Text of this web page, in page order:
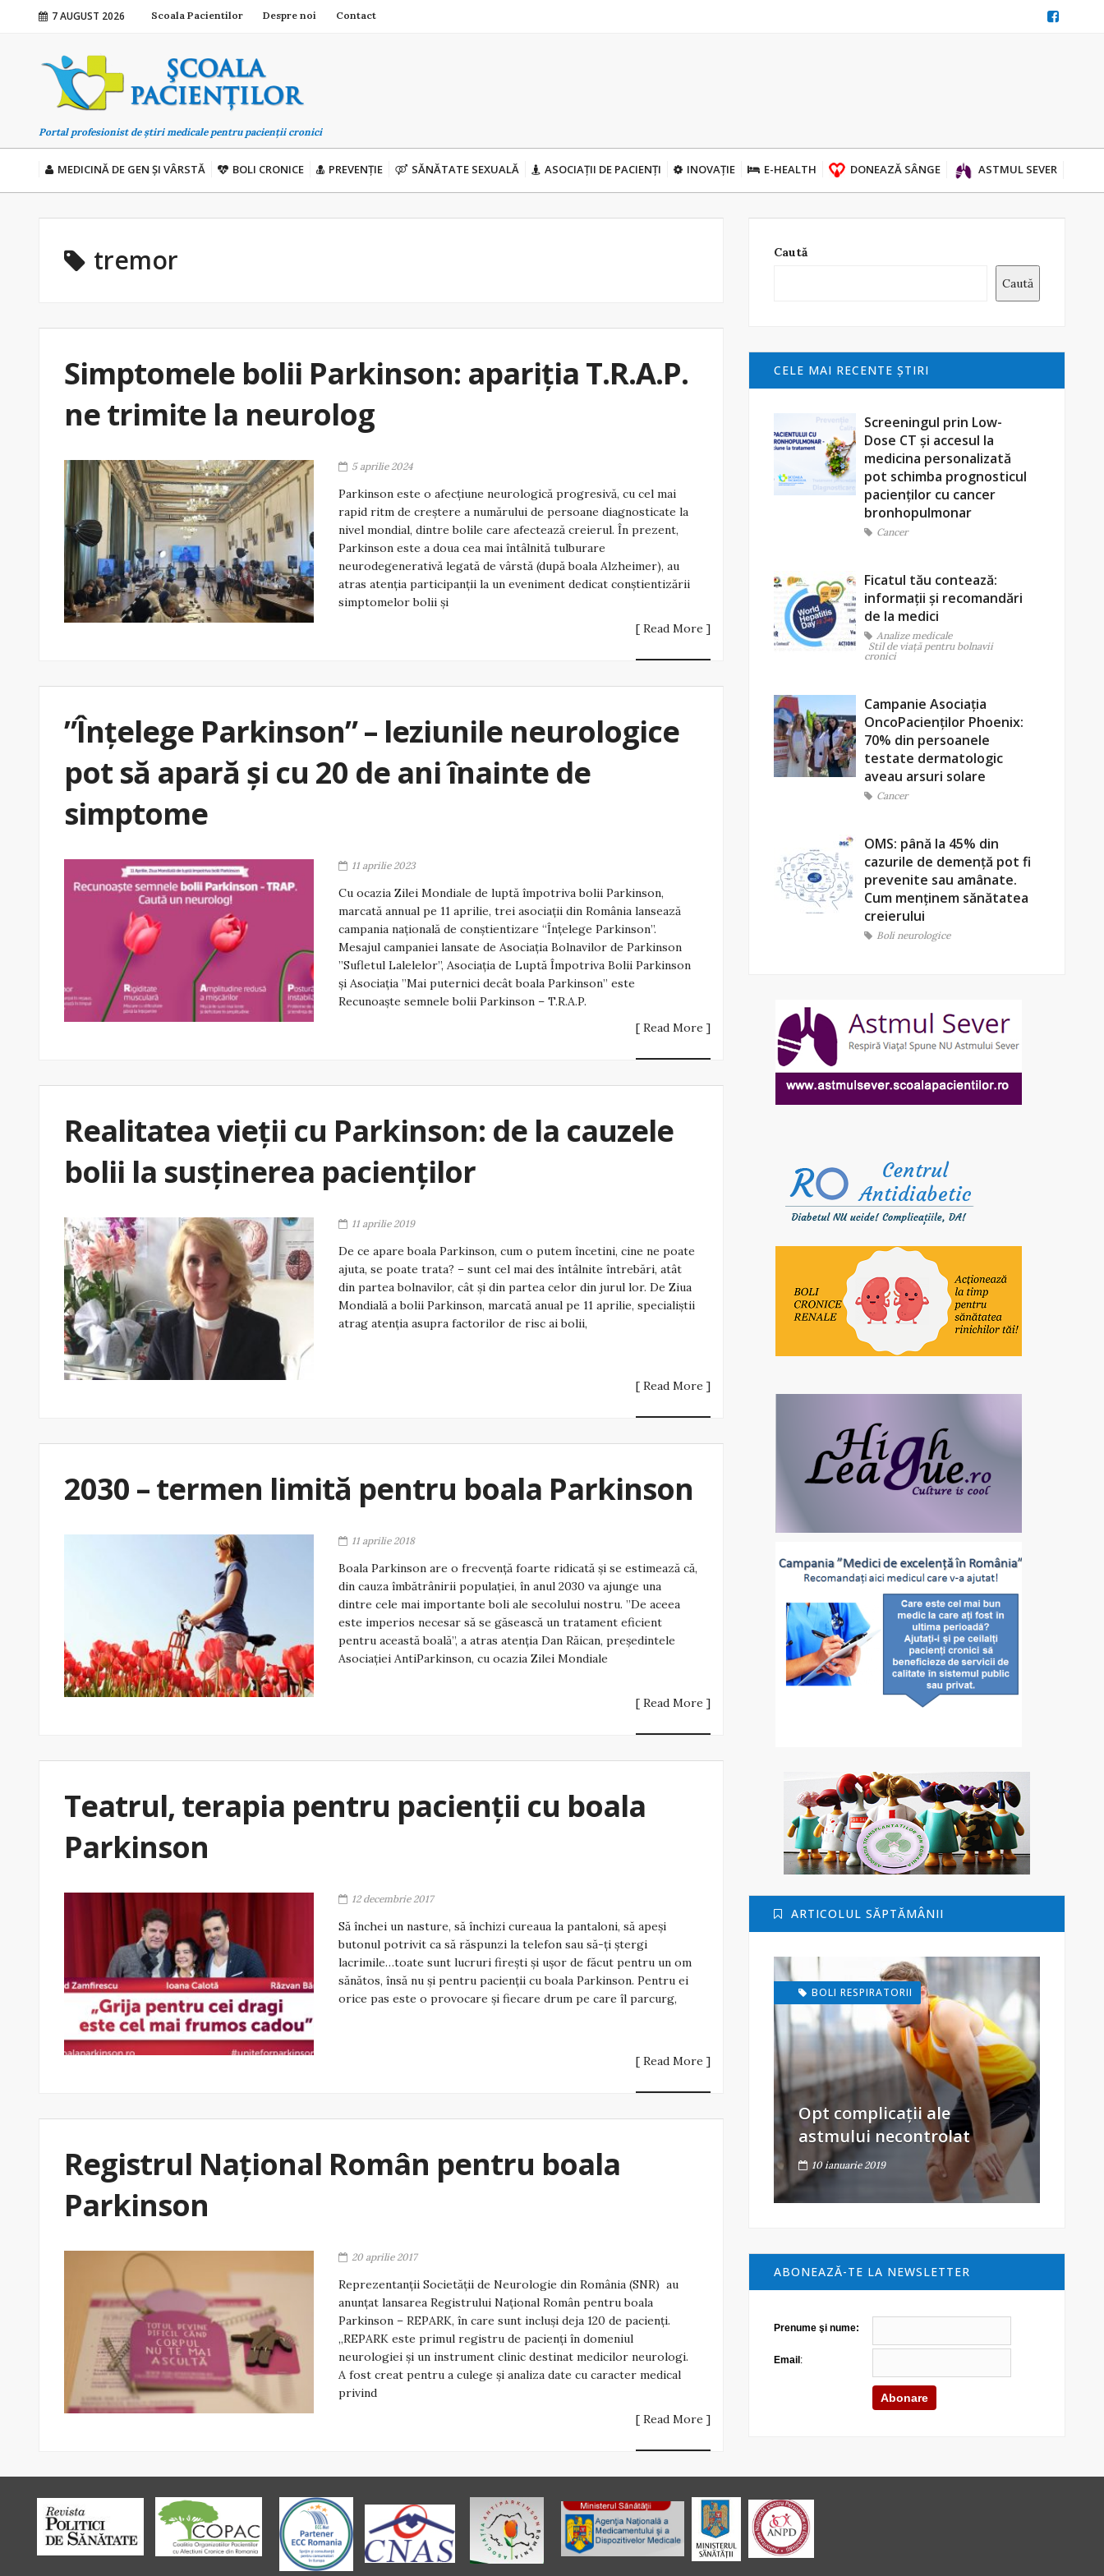
7 AUGUST 2026 Scoala Pacientilor Despre noi Contact
Portal profesionist de știri medicale pentru pacienții cronici
MEDICINĂ DE GEN ȘI VÂRSTĂ BOLI CRONICE PREVENȚIE SĂNĂTATE SEXUALĂ ASOCIAȚII DE PACIENȚI INOVAȚIE E-HEALTH DONEAZĂ SÂNGE ASTMUL SEVER
tremor
Simptomele bolii Parkinson: apariția T.R.A.P.
ne trimite la neurolog
5 aprilie 2024
Parkinson este o afecțiune neurologică progresivă, cu cel mai
rapid ritm de creștere a numărului de persoane diagnosticate la
nivel mondial, dintre bolile care afectează creierul. În prezent,
Parkinson este a doua cea mai întâlnită tulburare
neurodegenerativă legată de vârstă (după boala Alzheimer), au
atras atenția participanții la un eveniment dedicat conștientizării
simptomelor bolii și
[ Read More ]
”Înțelege Parkinson” – leziunile neurologice
pot să apară și cu 20 de ani înainte de
simptome
11 aprilie 2023
Cu ocazia Zilei Mondiale de luptă împotriva bolii Parkinson,
marcată annual pe 11 aprilie, trei asociații din România lansează
campania națională de conștientizare “Înțelege Parkinson”.
Mesajul campaniei lansate de Asociația Bolnavilor de Parkinson
”Sufletul Lalelelor”, Asociația de Luptă Împotriva Bolii Parkinson
și Asociația ”Mai puternici decât boala Parkinson” este
Recunoaște semnele bolii Parkinson – T.R.A.P.
[ Read More ]
Realitatea vieții cu Parkinson: de la cauzele
bolii la susținerea pacienților
11 aprilie 2019
De ce apare boala Parkinson, cum o putem încetini, cine ne poate
ajuta, se poate trata? – sunt cel mai des întâlnite întrebări, atât
din partea bolnavilor, cât și din partea celor din jurul lor. De Ziua
Mondială a bolii Parkinson, marcată anual pe 11 aprilie, specialiștii
atrag atenția asupra factorilor de risc ai bolii,
[ Read More ]
2030 – termen limită pentru boala Parkinson
11 aprilie 2018
Boala Parkinson are o frecvență foarte ridicată și se estimează că,
din cauza îmbătrânirii populației, în anul 2030 va ajunge una
dintre cele mai importante boli ale secolului nostru. ”De aceea
este imperios necesar să se găsească un tratament eficient
pentru această boală”, a atras atenția Dan Răican, președintele
Asociației AntiParkinson, cu ocazia Zilei Mondiale
[ Read More ]
Teatrul, terapia pentru pacienții cu boala
Parkinson
12 decembrie 2017
Să închei un nasture, să închizi cureaua la pantaloni, să apeși
butonul potrivit ca să răspunzi la telefon sau să-ți ștergi
lacrimile…toate sunt lucruri firești și ușor de făcut pentru un om
sănătos, însă nu și pentru pacienții cu boala Parkinson. Pentru ei
orice pas este o provocare și fiecare drum pe care îl parcurg,
[ Read More ]
Registrul Naţional Român pentru boala
Parkinson
20 aprilie 2017
Reprezentanții Societăţii de Neurologie din România (SNR) au
anunţat lansarea Registrului Naţional Român pentru boala
Parkinson – REPARK, în care sunt incluși deja 120 de pacienți.
„REPARK este primul registru de pacienți în domeniul
neurologiei și un instrument clinic destinat medicilor neurologi.
A fost creat pentru a culege și analiza date cu caracter medical
privind
[ Read More ]
Caută
Caută
CELE MAI RECENTE ŞTIRI
Screeningul prin Low-
Dose CT și accesul la
medicina personalizată
pot schimba prognosticul
pacienților cu cancer
bronhopulmonar
Cancer
Ficatul tău contează:
informații și recomandări
de la medici
Analize medicale
Stil de viaţă pentru bolnavii
cronici
Campanie Asociația
OncoPacienților Phoenix:
70% din persoanele
testate dermatologic
aveau arsuri solare
Cancer
OMS: până la 45% din
cazurile de demență pot fi
prevenite sau amânate.
Cum menținem sănătatea
creierului
Boli neurologice
ARTICOLUL SĂPTĂMÂNII
BOLI RESPIRATORII
Opt complicații ale
astmului necontrolat
10 ianuarie 2019
ABONEAZĂ-TE LA NEWSLETTER
Prenume şi nume:
Email: